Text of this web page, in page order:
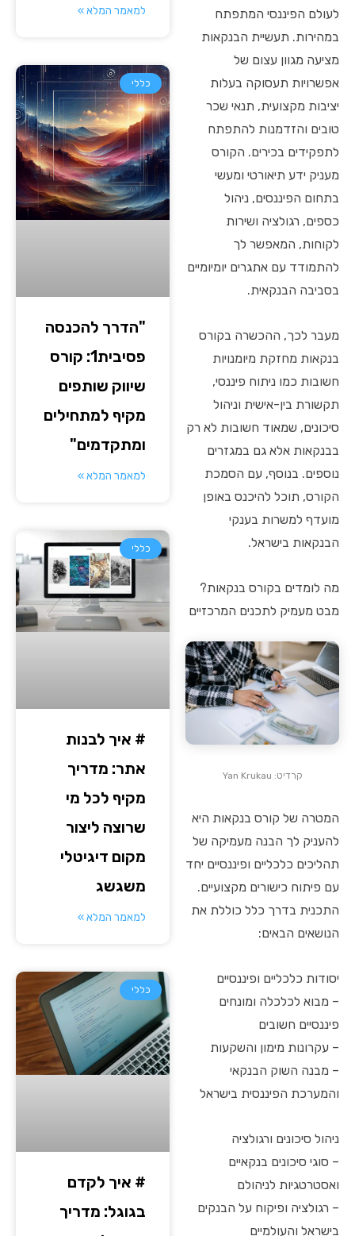
לעולם הפיננסי המתפתח
במהירות. תעשיית הבנקאות
מציעה מגוון עצום של
אפשרויות תעסוקה בעלות
יציבות מקצועית, תנאי שכר
טובים והזדמנות להתפתח
לתפקידים בכירים. הקורס
מעניק ידע תיאורטי ומעשי
בתחום הפיננסים, ניהול
כספים, רגולציה ושירות
לקוחות, המאפשר לך
להתמודד עם אתגרים יומיומיים
בסביבה הבנקאית.
מעבר לכך, ההכשרה בקורס
בנקאות מחזקת מיומנויות
חשובות כמו ניתוח פיננסי,
תקשורת בין-אישית וניהול
סיכונים, שמאוד חשובות לא רק
בבנקאות אלא גם במגזרים
נוספים. בנוסף, עם הסמכת
הקורס, תוכל להיכנס באופן
מועדף למשרות בענקי
הבנקאות בישראל.
מה לומדים בקורס בנקאות?
מבט מעמיק לתכנים המרכזיים
קרדיט: Yan Krukau
המטרה של קורס בנקאות היא
להעניק לך הבנה מעמיקה של
תהליכים כלכליים ופיננסיים יחד
עם פיתוח כישורים מקצועיים.
התכנית בדרך כלל כוללת את
הנושאים הבאים:
יסודות כלכליים ופיננסיים
– מבוא לכלכלה ומונחים
פיננסיים חשובים
– עקרונות מימון והשקעות
– מבנה השוק הבנקאי
והמערכת הפיננסית בישראל
ניהול סיכונים ורגולציה
– סוגי סיכונים בנקאיים
ואסטרטגיות לניהולם
– רגולציה ופיקוח על הבנקים
בישראל והעולמיים
למאמר המלא »
כללי
"הדרך להכנסה
פסיבית1: קורס
שיווק שותפים
מקיף למתחילים
ומתקדמים"
למאמר המלא »
כללי
# איך לבנות
אתר: מדריך
מקיף לכל מי
שרוצה ליצור
מקום דיגיטלי
משגשג
למאמר המלא »
כללי
# איך לקדם
בגוגל: מדריך